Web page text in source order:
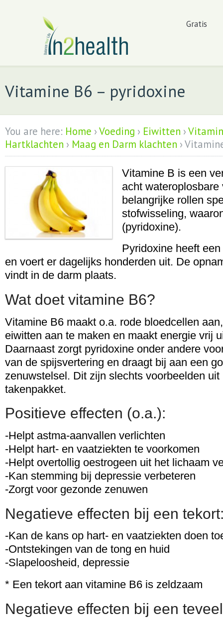
Gratis
Vitamine B6 – pyridoxine
You are here: Home ›Voeding › Eiwitten ›
Hartklachten › Maag en Darm klachten ›
Vitamine B is een
acht
belangrijke rollen
stofwisseling,
(pyridoxine).
Pyridoxine heeft
en voert er dagelijks honderden uit. De
vindt in de darm plaats.
Wat doet vitamine B6?
Vitamine B6 maakt o.a. rode bloedcellen
eiwitten aan te maken en maakt energie vrij
Daarnaast zorgt pyridoxine onder andere
van de spijsvertering en draagt bij aan een
zenuwstelsel. Dit zijn slechts voorbeelden
takenpakket.
Positieve effecten (o.a.):
-Helpt astma-aanvallen verlichten
-Helpt hart- en vaatziekten te voorkomen
-Helpt overtollig oestrogeen uit het lichaam
-Kan stemming bij depressie verbeteren
-Zorgt voor gezonde zenuwen
Negatieve effecten bij een
-Kan de kans op hart- en vaatziekten doen
-Ontstekingen van de tong en huid
-Slapeloosheid, depressie
* Een tekort aan vitamine B6 is zeldzaam
Negatieve effecten bij een